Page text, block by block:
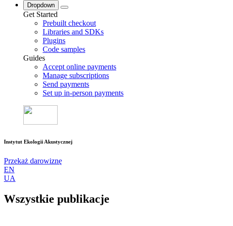
Dropdown
Get Started
Prebuilt checkout
Libraries and SDKs
Plugins
Code samples
Guides
Accept online payments
Manage subscriptions
Send payments
Set up in-person payments
Instytut Ekologii Akustycznej
Przekaż darowiznę
EN
UA
Wszystkie publikacje